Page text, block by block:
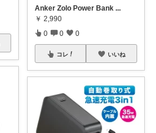
Anker Zolo Power Bank ...
￥ 2,990
0 0 0
コレ いいね